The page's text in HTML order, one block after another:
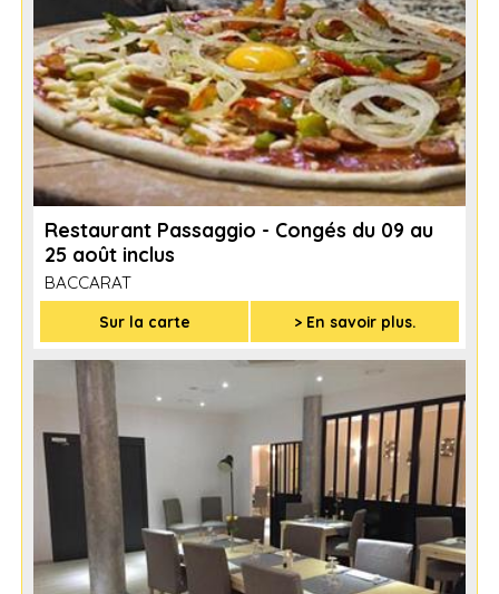
Restaurant Passaggio - Congés du 09 au
25 août inclus
BACCARAT
Sur la carte > En savoir plus.